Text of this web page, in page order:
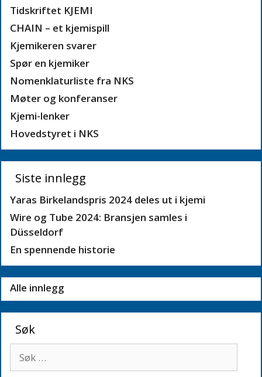
Tidskriftet KJEMI
CHAIN – et kjemispill
Kjemikeren svarer
Spør en kjemiker
Nomenklaturliste fra NKS
Møter og konferanser
Kjemi-lenker
Hovedstyret i NKS
Siste innlegg
Yaras Birkelandspris 2024 deles ut i kjemi
Wire og Tube 2024: Bransjen samles i
Düsseldorf
En spennende historie
Alle innlegg
Søk
etter: